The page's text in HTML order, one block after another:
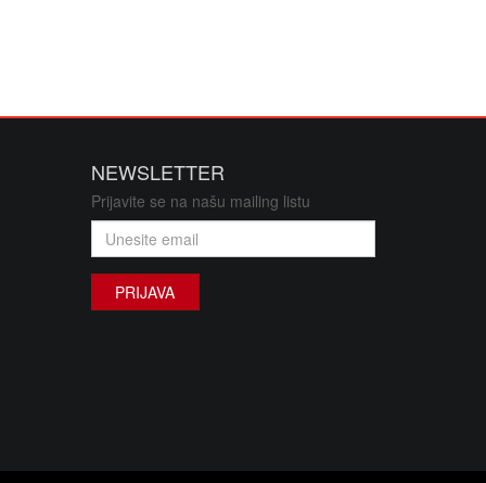
NEWSLETTER
Prijavite se na našu mailing listu
PRIJAVA